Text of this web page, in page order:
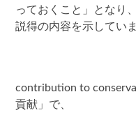
っておくこと」となり、
説得の内容を示していま
contribution to
貢献」で、